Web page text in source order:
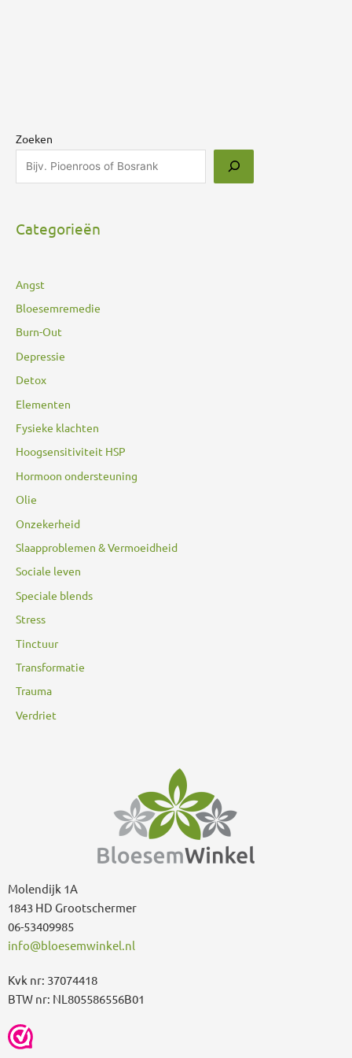
Zoeken
Categorieën
Angst
Bloesemremedie
Burn-Out
Depressie
Detox
Elementen
Fysieke klachten
Hoogsensitiviteit HSP
Hormoon ondersteuning
Olie
Onzekerheid
Slaapproblemen & Vermoeidheid
Sociale leven
Speciale blends
Stress
Tinctuur
Transformatie
Trauma
Verdriet
Molendijk 1A
1843 HD Grootschermer
06-53409985
info@bloesemwinkel.nl
Kvk nr: 37074418
BTW nr: NL805586556B01